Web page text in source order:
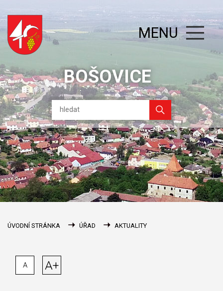
BOŠOVICE
MENU
ÚVODNÍ STRÁNKA ÚŘAD AKTUALITY
A A+